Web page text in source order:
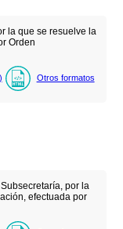
la que se resuelve la
Orden
Otros formatos
por la
efectuada por